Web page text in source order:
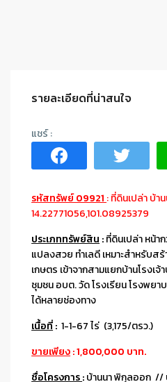
รายละเอียดที่น่าสนใจ
รหัสทรัพย์ 09921 : ที่ดินเปล่า บ้
14.22771056,101.08925379
ประเภททรัพย์สิน :ที่ดินเปล่า หน้า
แปลงสวย ทำเลดี เหมาะสำหรับส
เกษตร เข้าจากสามแยกบ้านโรงเ
ชุมชน อบต. วัด โรงเรียน โรงพยา
ได้หลายช่องทาง
เนื้อที่: 1-1-67 ไร่ (3,175/ตรว.)
ขายเพียง: 1,800,000 บาท.
ชื่อโครงการ:บ้านนา พิกุลออก //